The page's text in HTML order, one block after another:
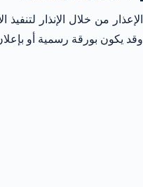
الإعذار من خلال الإنذار
وقد يكون بورقة رسمية أو